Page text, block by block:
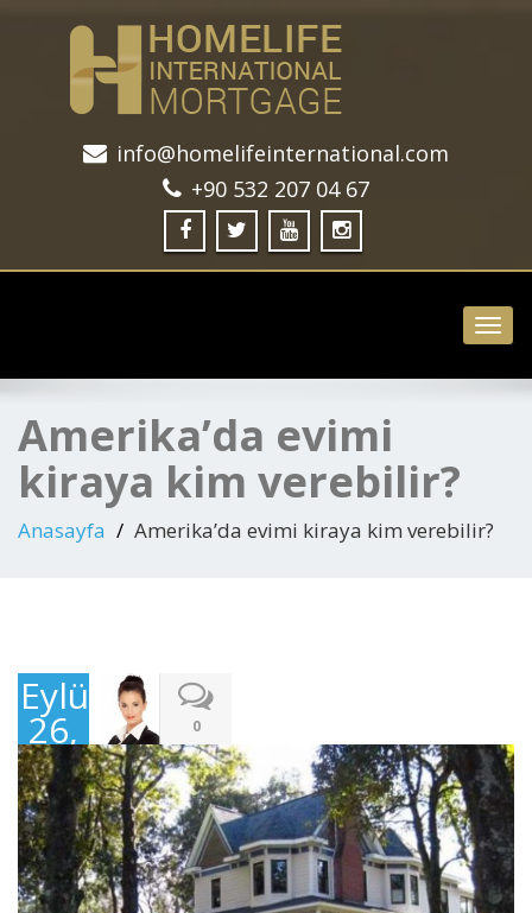
info@homelifeinternational.com
+90 532 207 04 67
Amerika’da evimi
kiraya kim verebilir?
Anasayfa Amerika’da evimi kiraya kim verebilir?
Eylül
26,
2016
0